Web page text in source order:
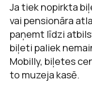
Ja tiek nopirkta
vai pensionāra
paņemt līdzi
biļeti paliek
Mobilly, biļetes
to muzeja kasē.